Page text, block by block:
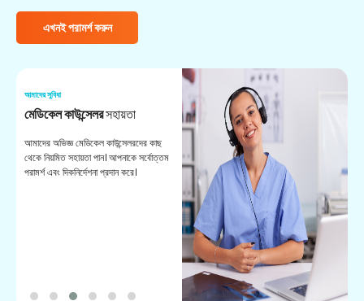
এখনই পরামর্শ করুন
আমাদের সুবিধা
মেডিকেল কাউন্সেলরসহায়তা
আমাদের অভিজ্ঞ মেডিকেল কাউন্সেলরদের কাছ
থেকে নিয়মিত সহায়তা পান। আপনাকে সর্বোত্তম
পরামর্শ এবং দিকনির্দেশনা প্রদান করে।